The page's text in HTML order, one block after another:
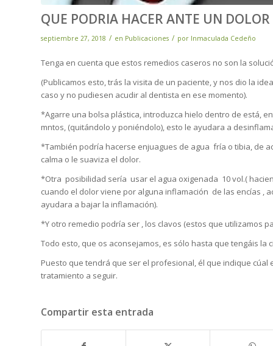
QUE PODRIA HACER ANTE UN
septiembre 27, 2018 / en Publicaciones / por Inmaculada Cedeño
Tenga en cuenta que estos remedios caseros no son la
(Publicamos esto, trás la visita de un paciente, y nos dio la
caso y no pudiesen acudir al dentista en ese momento).
*Agarre una bolsa plástica, introduzca hielo dentro de está,
mntos, (quitándolo y poniéndolo), esto le ayudara a
*También podría hacerse enjuagues de agua fría o tibia, de
calma o le suaviza el dolor.
*Otra posibilidad sería usar el agua oxigenada 10 vol.(
cuando el dolor viene por alguna inflamación de las encías ,
ayudara a bajar la inflamación).
*Y otro remedio podría ser , los clavos (estos que utilizamos
Todo esto, que os aconsejamos, es sólo hasta que tengáis la
Puesto que tendrá que ser el profesional, él que indique
tratamiento a seguir.
Compartir esta entrada